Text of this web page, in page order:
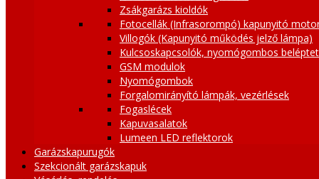
Zsákgarázs kioldók
Fotocellák (Infrasorompó) kapunyitó
Villogók (Kapunyitó működés jelző lámpa)
Kulcsoskapcsolók, nyomógombos
GSM modulok
Nyomógombok
Forgalomirányító lámpák, vezérlések
Fogaslécek
Kapuvasalatok
Lumeen LED reflektorok
Garázskapurugók
Szekcionált garázskapuk